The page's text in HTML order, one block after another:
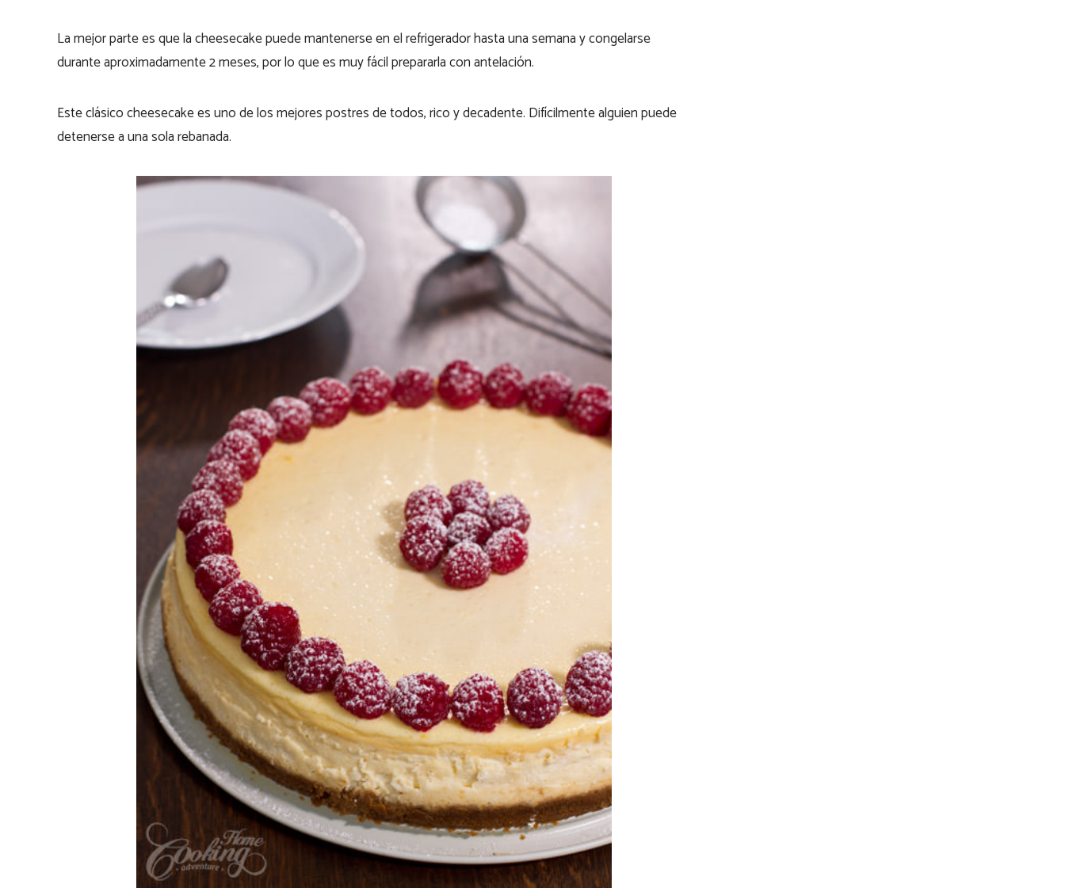
La mejor parte es que la cheesecake puede mantenerse en el refrigerador hasta una semana y congelarse
durante aproximadamente 2 meses, por lo que es muy fácil prepararla con antelación.
Este clásico cheesecake es uno de los mejores postres de todos, rico y decadente. Difícilmente alguien puede
detenerse a una sola rebanada.